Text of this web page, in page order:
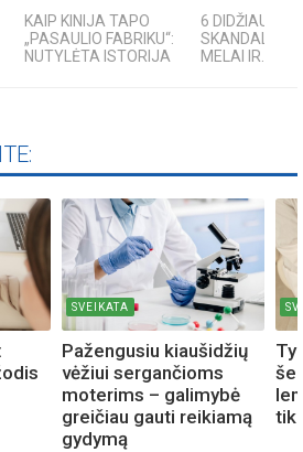
KAIP KINIJA TAPO
„PASAULIO FABRIKU“:
NUTYLĖTA ISTORIJA
6 DIDŽIAUSI
SKANDALAI:
MELAI IR...
SVEIKATA
Pažengusiu kiaušidžių
vėžiui sergančioms
moterims – galimybė
greičiau gauti reikiamą
gydymą